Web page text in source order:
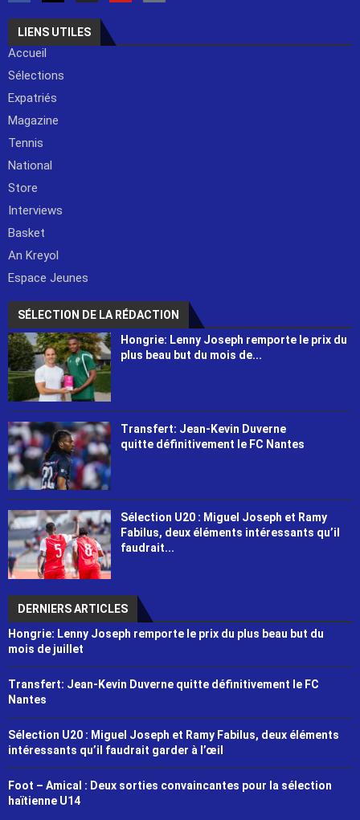
LIENS UTILES
Accueil
Sélections
Expatriés
Magazine
Tennis
National
Store
Interviews
Basket
An Kreyol
Espace Jeunes
SÉLECTION DE LA RÉDACTION
Hongrie: Lenny Joseph remporte le prix du
plus beau but du mois de...
Transfert: Jean-Kevin Duverne
quitte définitivement le FC Nantes
Sélection U20 : Miguel Joseph et Ramy
Fabilus, deux éléments intéressants qu’il
faudrait...
DERNIERS ARTICLES
Hongrie: Lenny Joseph remporte le prix du plus beau but du
mois de juillet
Transfert: Jean-Kevin Duverne quitte définitivement le FC
Nantes
Sélection U20 : Miguel Joseph et Ramy Fabilus, deux éléments
intéressants qu’il faudrait garder à l’œil
Foot – Amical : Deux sorties convaincantes pour la sélection
haïtienne U14